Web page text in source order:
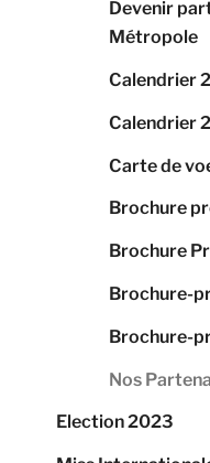
Devenir
Métropole
Calendrier
Calendrier
Carte de
Brochure
Brochure
Brochure-
Brochure-
Nos
Election 2023